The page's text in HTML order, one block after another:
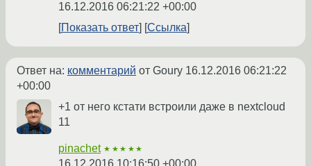
16.12.2016 06:21:22 +00:00
Показать ответ
Ссылка
Ответ на: комментарий от Goury 16.12.2016 06:21:22
+00:00
+1 от него кстати встроили даже в nextcloud
11
pinachet ★★★★★